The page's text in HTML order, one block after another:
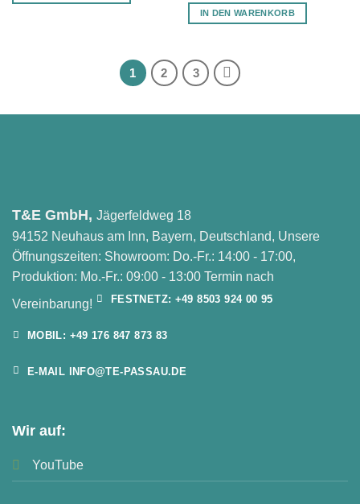
IN DEN WARENKORB
1 2 3
T&E GmbH, Jägerfeldweg 18
94152 Neuhaus am Inn, Bayern, Deutschland, Unsere
Öffnungszeiten: Showroom: Do.-Fr.: 14:00 - 17:00,
Produktion: Mo.-Fr.: 09:00 - 13:00 Termin nach
Vereinbarung!
FESTNETZ: +49 8503 924 00 95
MOBIL: +49 176 847 873 83
E-MAIL INFO@TE-PASSAU.DE
Wir auf:
YouTube